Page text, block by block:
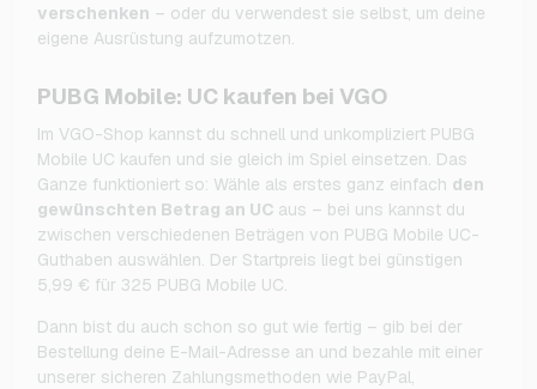
verschenken – oder du verwendest sie selbst, um deine
eigene Ausrüstung aufzumotzen.
PUBG Mobile: UC kaufen bei VGO
Im VGO-Shop kannst du schnell und unkompliziert PUBG
Mobile UC kaufen und sie gleich im Spiel einsetzen. Das
Ganze funktioniert so: Wähle als erstes ganz einfach den
gewünschten Betrag an UC aus – bei uns kannst du
zwischen verschiedenen Beträgen von PUBG Mobile UC-
Guthaben auswählen. Der Startpreis liegt bei günstigen
5,99 € für 325 PUBG Mobile UC.
Dann bist du auch schon so gut wie fertig – gib bei der
Bestellung deine E-Mail-Adresse an und bezahle mit einer
unserer sicheren Zahlungsmethoden wie PayPal,